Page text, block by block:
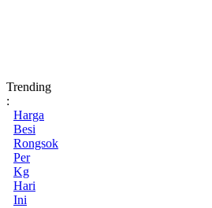
Trending
:
Harga
Besi
Rongsok
Per
Kg
Hari
Ini